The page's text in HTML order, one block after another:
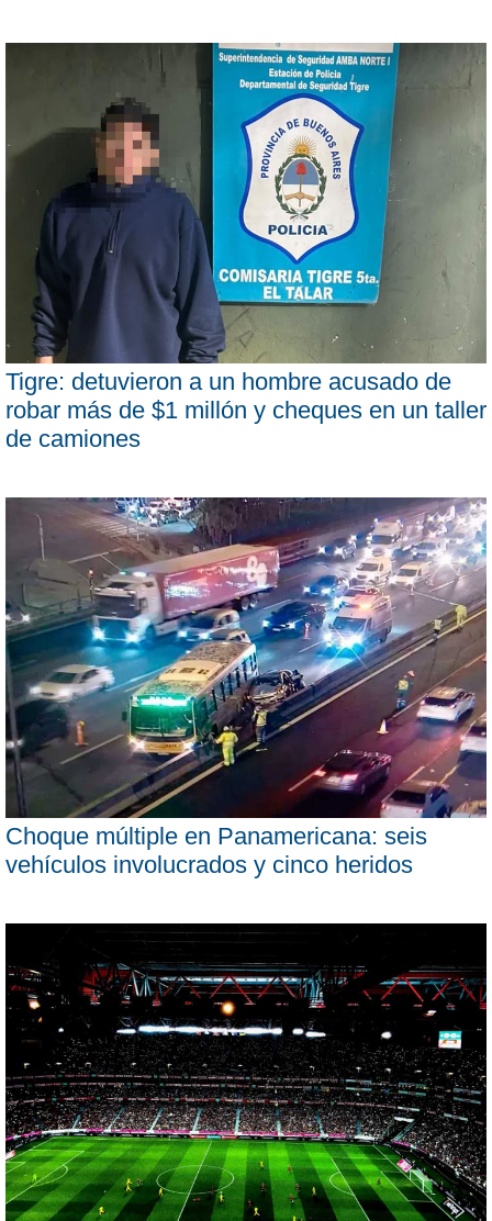
Tigre: detuvieron a un hombre acusado de
robar más de $1 millón y cheques en un taller
de camiones
Choque múltiple en Panamericana: seis
vehículos involucrados y cinco heridos